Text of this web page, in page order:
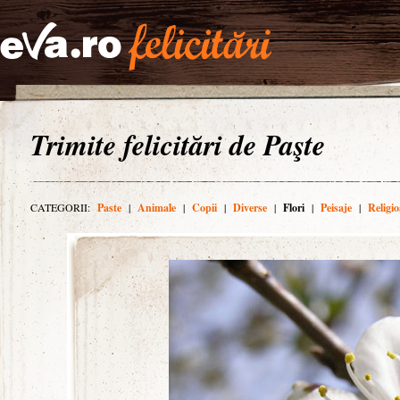
Trimite felicitări de Paşte
CATEGORII: Paste | Animale | Copii | Diverse | Flori | Peisaje |